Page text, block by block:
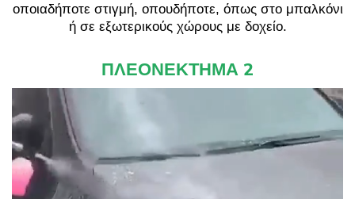
οποιαδήποτε στιγμή, οπουδήποτε, όπως στο μπαλκόνι
ή σε εξωτερικούς χώρους με δοχείο.
ΠΛΕΟΝΕΚΤΗΜΑ 2